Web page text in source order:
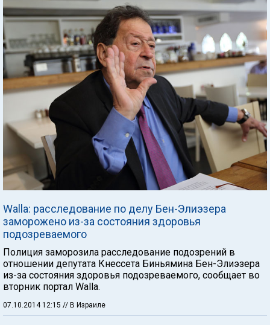
Walla: расследование по делу Бен-Элиэзера
заморожено из-за состояния здоровья
подозреваемого
Полиция заморозила расследование подозрений в
отношении депутата Кнессета Биньямина Бен-Элиэзера
из-за состояния здоровья подозреваемого, сообщает во
вторник портал Walla.
07.10.2014 12:15 // В Израиле